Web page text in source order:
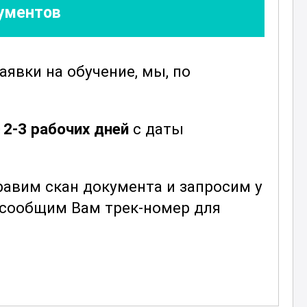
на обучение, мы, по
2-3 рабочих дней с даты
скан документа и запросим у
Вам трек-номер для